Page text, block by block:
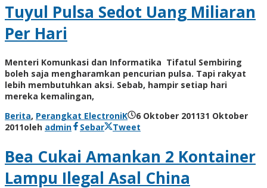
Tuyul Pulsa Sedot Uang Miliaran
Per Hari
Menteri Komunkasi dan Informatika Tifatul Sembiring
boleh saja mengharamkan pencurian pulsa. Tapi rakyat
lebih membutuhkan aksi. Sebab, hampir setiap hari
mereka kemalingan,
Berita, Perangkat ElectroniK 6 Oktober 201131 Oktober
2011oleh admin Sebar Tweet
Bea Cukai Amankan 2 Kontainer
Lampu Ilegal Asal China